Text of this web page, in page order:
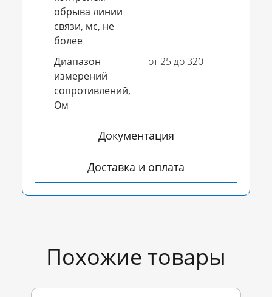
обрыва линии
связи, мс, не
более
Диапазон
измерений
сопротивлений,
Ом
от 25 до 320
Документация
Доставка и оплата
Похожие товары